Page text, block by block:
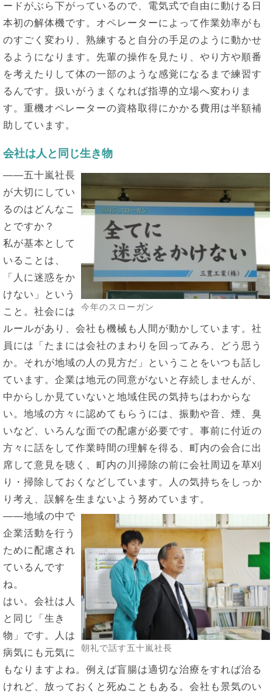
ードがぶら下がっているので、電気式で自由に動ける日
本初の解体機です。オペレーターによって作業効率がも
のすごく変わり、熟練すると自分の手足のように動かせ
るようになります。先輩の操作を見たり、やり方や順番
を考えたりして体の一部のような感覚になるまで練習す
るんです。扱いがうまくなれば指導的立場へ変わりま
す。重機オペレーターの資格取得にかかる費用は半額補
助しています。
会社は人と同じ生き物
今年のスローガン
――五十嵐社長
が大切にしてい
るのはどんなこ
とですか？
私が基本として
いることは、
「人に迷惑をか
けない」という
こと。社会には
ルールがあり、会社も機械も人間が動かしています。社
員には「たまには会社のまわりを回ってみろ、どう思う
か。それが地域の人の見方だ」ということをいつも話し
ています。企業は地元の同意がないと存続しませんが、
中からしか見ていないと地域住民の気持ちはわからな
い。地域の方々に認めてもらうには、振動や音、煙、臭
いなど、いろんな面での配慮が必要です。事前に付近の
方々に話をして作業時間の理解を得る、町内の会合に出
席して意見を聴く、町内の川掃除の前に会社周辺を草刈
り・掃除しておくなどしています。人の気持ちをしっか
り考え、誤解を生まないよう努めています。
朝礼で話す五十嵐社長
――地域の中で
企業活動を行う
ために配慮され
ているんです
ね。
はい。会社は人
と同じ「生き
物」です。人は
病気にも元気に
もなりますよね。例えば盲腸は適切な治療をすれば治る
けれど、放っておくと死ぬこともある。会社も景気のい